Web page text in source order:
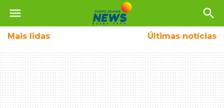
menu search
Mais lidas Últimas notícias